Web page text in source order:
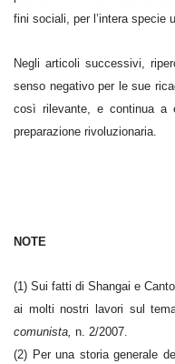
fini sociali, per l’intera specie
Negli articoli successivi,
senso negativo per le sue
così rilevante, e continua a
preparazione rivoluzionaria.
NOTE
(1) Sui fatti di Shangai e
ai molti nostri lavori sul
comunista, n. 2/2007.
(2) Per una storia generale